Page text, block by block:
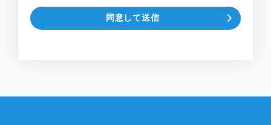
2. 取得方法
当社は以下のような方法で個人情報を取得することがあります。
同意して送信